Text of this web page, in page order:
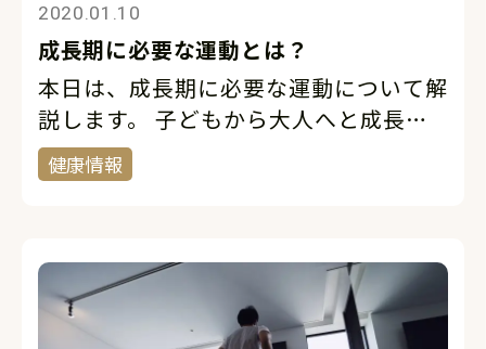
2020.01.10
成長期に必要な運動とは？
本日は、成長期に必要な運動について解
説します。 子どもから大人へと成長す
る過程には、大きく分けて小学生、中学
生、高校生の時期があります。実はその
につ […]
健康情報